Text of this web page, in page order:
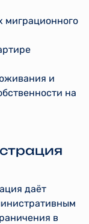
миграционного
и
на
даёт
в